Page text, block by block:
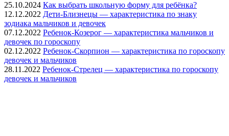
25.10.2024 Как выбрать школьную форму для ребёнка?
12.12.2022 Дети-Близнецы — характеристика по знаку
зодиака мальчиков и девочек
07.12.2022 Ребенок-Козерог — характеристика мальчиков и
девочек по гороскопу
02.12.2022 Ребенок-Скорпион — характеристика по гороскопу
девочек и мальчиков
28.11.2022 Ребенок-Стрелец — характеристика по гороскопу
девочек и мальчиков